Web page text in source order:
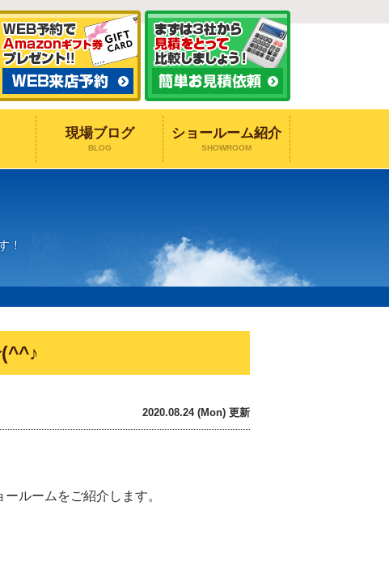
現場ブログ
BLOG
ショールーム紹介
SHOWROOM
！
2020.08.24 (Mon) 更新
ルームをご紹介します。